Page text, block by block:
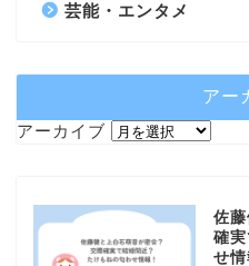
芸能・エンタメ
アー
アーカイブ
佐
確
せ情